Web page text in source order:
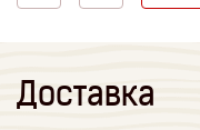
Доставка